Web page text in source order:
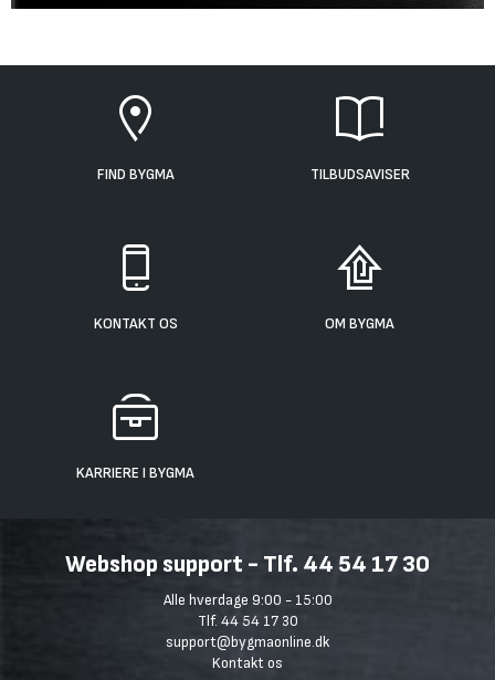
FIND BYGMA TILBUDSAVISER
KONTAKT OS OM BYGMA
KARRIERE I BYGMA
Webshop support - Tlf. 44 54 17 30
Alle hverdage 9:00 - 15:00
Tlf. 44 54 17 30
support@bygmaonline.dk
Kontakt os